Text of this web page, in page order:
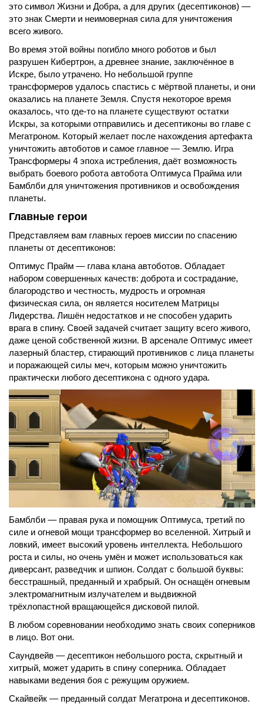
это символ Жизни и Добра, а для других (десептиконов) —
это знак Смерти и неимоверная сила для уничтожения
всего живого.
Во время этой войны погибло много роботов и был
разрушен Кибертрон, а древнее знание, заключённое в
Искре, было утрачено. Но небольшой группе
трансформеров удалось спастись с мёртвой планеты, и они
оказались на планете Земля. Спустя некоторое время
оказалось, что где-то на планете существуют остатки
Искры, за которыми отправились и десептиконы во главе с
Мегатроном. Который желает после нахождения артефакта
уничтожить автоботов и самое главное — Землю. Игра
Трансформеры 4 эпоха истребления, даёт возможность
выбрать боевого робота автобота Оптимуса Прайма или
Бамблби для уничтожения противников и освобождения
планеты.
Главные герои
Представляем вам главных героев миссии по спасению
планеты от десептиконов:
Оптимус Прайм — глава клана автоботов. Обладает
набором совершенных качеств: доброта и сострадание,
благородство и честность, мудрость и огромная
физическая сила, он является носителем Матрицы
Лидерства. Лишён недостатков и не способен ударить
врага в спину. Своей задачей считает защиту всего живого,
даже ценой собственной жизни. В арсенале Оптимус имеет
лазерный бластер, стирающий противников с лица планеты
и поражающей силы меч, которым можно уничтожить
практически любого десептикона с одного удара.
Бамблби — правая рука и помощник Оптимуса, третий по
силе и огневой мощи трансформер во вселенной. Хитрый и
ловкий, имеет высокий уровень интеллекта. Небольшого
роста и силы, но очень умён и может использоваться как
диверсант, разведчик и шпион. Солдат с большой буквы:
бесстрашный, преданный и храбрый. Он оснащён огневым
электромагнитным излучателем и выдвижной
трёхлопастной вращающейся дисковой пилой.
В любом соревновании необходимо знать своих соперников
в лицо. Вот они.
Саундвейв — десептикон небольшого роста, скрытный и
хитрый, может ударить в спину соперника. Обладает
навыками ведения боя с режущим оружием.
Скайвейк — преданный солдат Мегатрона и десептиконов.